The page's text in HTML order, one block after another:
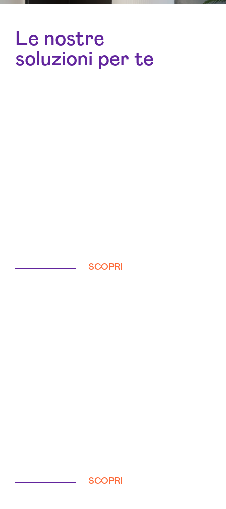
Le nostre
soluzioni per te
SCOPRI
SCOPRI